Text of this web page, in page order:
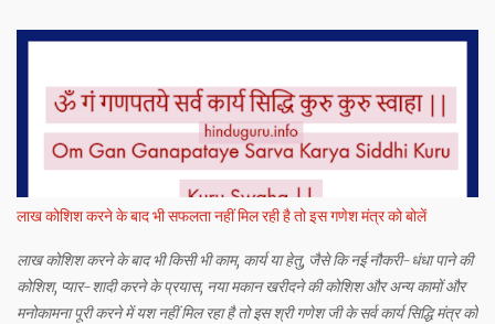
लाख कोशिश करने के बाद भी सफलता नहीं मिल रही है तो इस गणेश मंत्र को बोलें
लाख कोशिश करने के बाद भी किसी भी काम, कार्य या हेतु, जैसे कि नई नौकरी-धंधा पाने की
कोशिश, प्यार-शादी करने के प्रयास, नया मकान खरीदने की कोशिश और अन्य कामों और
मनोकामना पूरी करने में यश नहीं मिल रहा है तो इस श्री गणेश जी के सर्व कार्य सिद्धि मंत्र को